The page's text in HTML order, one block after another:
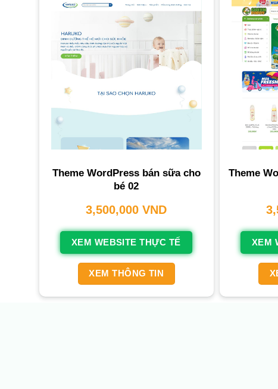
Theme WordPress bán sữa cho
bé 02
3,500,000VND
XEM WEBSITE THỰC TẾ
XEM THÔNG TIN
Theme
XEM